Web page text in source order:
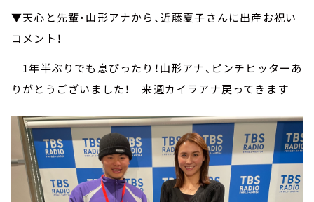
▼天心と先輩・山形アナから、近藤夏子さんに出産お祝い
コメント！
1年半ぶりでも息ぴったり！山形アナ、ピンチヒッターあ
りがとうございました！ 来週カイラアナ戻ってきます